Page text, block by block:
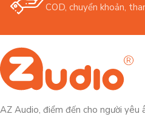
COD, chuyển khoản,
AZ Audio, điểm đến cho người yêu